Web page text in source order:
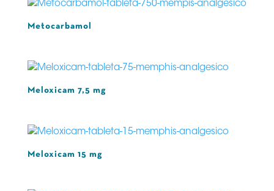
Metocarbamol
Meloxicam 7,5 mg
Meloxicam 15 mg